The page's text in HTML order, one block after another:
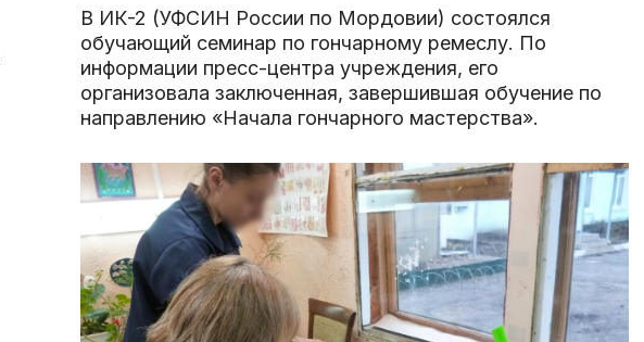
В ИК-2 (УФСИН России по Мордовии) состоялся
обучающий семинар по гончарному ремеслу. По
информации пресс-центра учреждения, его
организовала заключенная, завершившая обучение по
направлению «Начала гончарного мастерства».